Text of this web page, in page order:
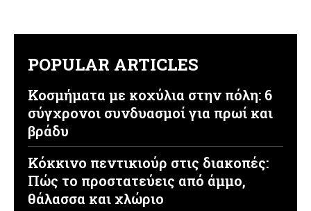
POPULAR ARTICLES
Κοσμήματα με κοχύλια στην πόλη: 6
σύγχρονοι συνδυασμοί για πρωί και
βράδυ
Κόκκινο πεντικιούρ στις διακοπές:
Πώς το προστατεύεις από άμμο,
θάλασσα και χλώριο